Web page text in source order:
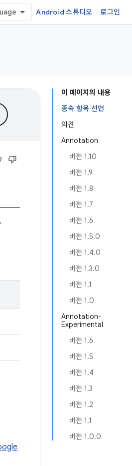
Android 스튜디오 로그인
이 페이지의 내용
종속 항목 선언
의견
Annotation
버전 1.10
버전 1.9
버전 1.8
버전 1.7
버전 1.6
버전 1.5.0
버전 1.4.0
버전 1.3.0
버전 1.1
버전 1.0
Annotation-
Experimental
버전 1.6
버전 1.5
버전 1.4
버전 1.3
버전 1.2
버전 1.1
버전 1.0.0